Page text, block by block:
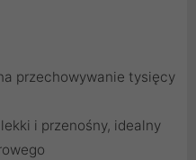
przechowywanie tysięcy
i przenośny, idealny